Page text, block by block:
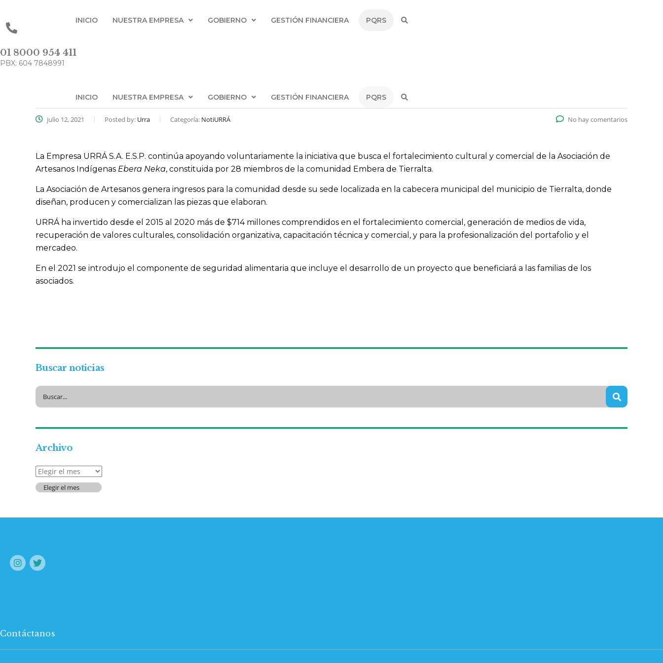
INICIO NUESTRA EMPRESA GOBIERNO GESTIÓN FINANCIERA PQRS
01 8000 954 411
PBX: 604 7848991
INICIO NUESTRA EMPRESA GOBIERNO GESTIÓN FINANCIERA PQRS
julio 12, 2021 Posted by: Urra Categoría: NotiURRÁ No hay comentarios
La Empresa URRÁ S.A. E.S.P. continúa apoyando voluntariamente la iniciativa que busca el fortalecimiento cultural y comercial de la Asociación de
Artesanos Indígenas Ebera Neka, constituida por 28 miembros de la comunidad Embera de Tierralta.
La Asociación de Artesanos genera ingresos para la comunidad desde su sede localizada en la cabecera municipal del municipio de Tierralta, donde
diseñan, producen y comercializan las piezas que elaboran.
URRÁ ha invertido desde el 2015 al 2020 más de $714 millones comprendidos en el fortalecimiento comercial, generación de medios de vida,
recuperación de valores culturales, consolidación organizativa, capacitación técnica y comercial, y para la profesionalización del portafolio y el
mercadeo.
En el 2021 se introdujo el componente de seguridad alimentaria que incluye el desarrollo de un proyecto que beneficiará a las familias de los
asociados.
Buscar noticias
Archivo
Archivo
Elegir el mes
Contáctanos